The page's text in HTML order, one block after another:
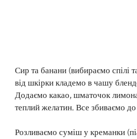
Сир та банани (вибираємо спілі
від шкірки кладемо в чашу
Додаємо какао, шматочок
теплий желатин. Все збиваємо
Розливаємо суміш у креманки